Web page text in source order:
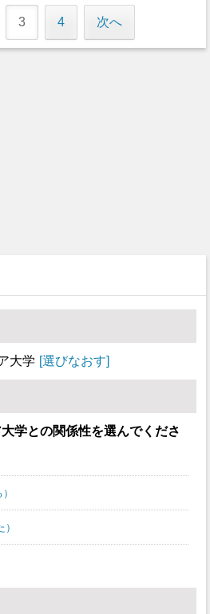
3 4 次へ
大学 選びなおす
学との関係性を選んでくださ